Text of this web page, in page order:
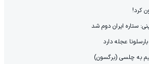
کرد!
ستاره ایران دوم شد
عجله دارد
به چلسی (برگسون)